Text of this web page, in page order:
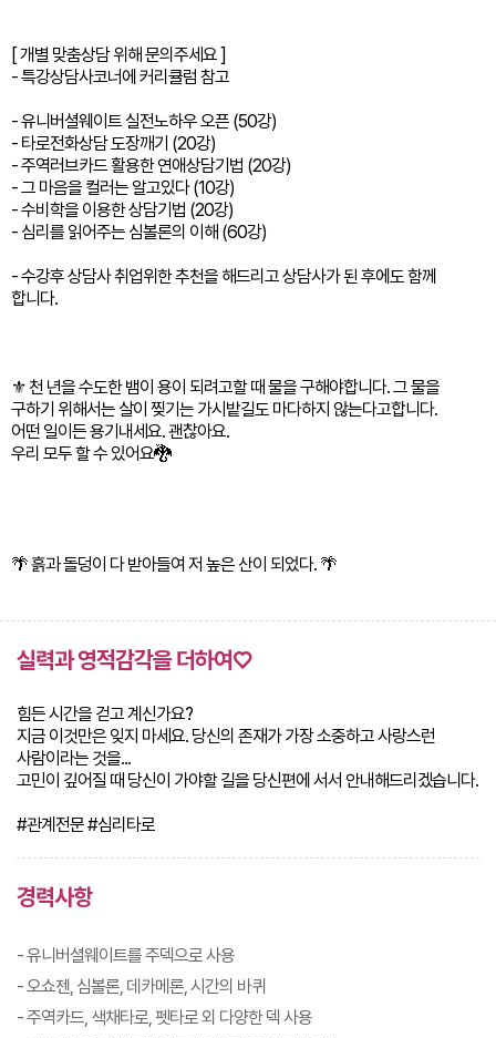
[ 개별 맞춤상담 위해 문의주세요 ]
- 특강상담사코너에 커리큘럼 참고
- 유니버셜웨이트 실전노하우 오픈 (50강)
- 타로전화상담 도장깨기 (20강)
- 주역러브카드 활용한 연애상담기법 (20강)
- 그 마음을 컬러는 알고있다 (10강)
- 수비학을 이용한 상담기법 (20강)
- 심리를 읽어주는 심볼론의 이해 (60강)
- 수강후 상담사 취업위한 추천을 해드리고 상담사가 된 후에도 함께
합니다.
⚜️ 천 년을 수도한 뱀이 용이 되려고할 때 물을 구해야합니다. 그 물을
구하기 위해서는 살이 찢기는 가시밭길도 마다하지 않는다고합니다.
어떤 일이든 용기내세요. 괜찮아요.
우리 모두 할 수 있어요🐉
🌴 흙과 돌덩이 다 받아들여 저 높은 산이 되었다. 🌴
실력과 영적감각을 더하여♡
힘든 시간을 걷고 계신가요?
지금 이것만은 잊지 마세요. 당신의 존재가 가장 소중하고 사랑스런
사람이라는 것을...
고민이 깊어질 때 당신이 가야할 길을 당신편에 서서 안내해드리겠습니다.
#관계전문#심리타로
경력사항
- 유니버셜웨이트를 주덱으로 사용
- 오쇼젠, 심볼론, 데카메론, 시간의 바퀴
- 주역카드, 색채타로, 펫타로 외 다양한 덱 사용